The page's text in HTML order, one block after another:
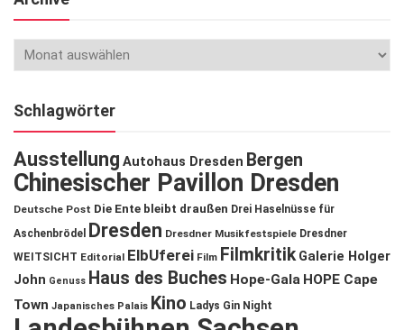
Schlagwörter
Ausstellung Autohaus Dresden Bergen
Chinesischer Pavillon Dresden
Deutsche Post Die Ente bleibt draußen Drei Haselnüsse für
Aschenbrödel
Dresden Dresdner Musikfestspiele Dresdner
WEITSICHT Editorial ElbUferei Film Filmkritik Galerie Holger
John Genuss Haus des Buches Hope-Gala HOPE Cape
Town Japanisches Palais Kino Ladys Gin Night